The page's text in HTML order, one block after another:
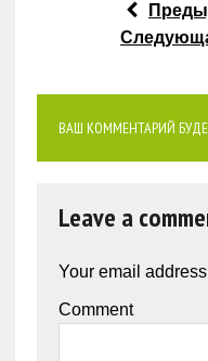
ВАШ КОММЕНТАРИЙ
Leave a
Your email
Comment